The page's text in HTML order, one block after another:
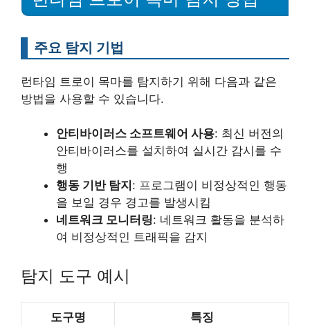
주요 탐지 기법
런타임 트로이 목마를 탐지하기 위해 다음과 같은
방법을 사용할 수 있습니다.
안티바이러스 소프트웨어 사용: 최신 버전의
안티바이러스를 설치하여 실시간 감시를 수
행
행동 기반 탐지 : 프로그램이 비정상적인 행동
을 보일 경우 경고를 발생시킴
네트워크 모니터링: 네트워크 활동을 분석하
여 비정상적인 트래픽을 감지
탐지 도구 예시
도구명 특징